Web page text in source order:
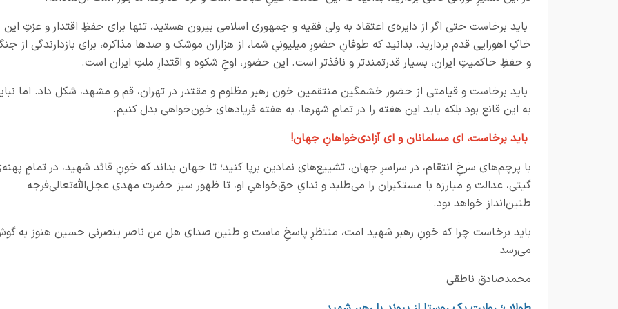
باید برخاست حتی اگر از دایره‌ی اعتقاد به ولی فقیه و جمهوری اسلامی بیرون هستید، تنها برای حفظِ اقتدار و عزتِ این
خاکِ اهورایی قدم بردارید. بدانید که طوفانِ حضورِ میلیونیِ شما، از هزاران موشک و صدها مذاکره، برای بازدارندگی از
و حفظِ حاکمیتِ ایران، بسیار قدرتمندتر و نافذتر است. این حضور، اوجِ شکوه و اقتدارِ ملتِ ایران است.
باید برخاست و قیامتی از حضور خشمگین منتقمین خون رهبر مظلوم و مقتدر در تهران، قم و مشهد، شکل داد. اما
به این قانع بود بلکه باید این هفته را در تمامِ شهرها، به هفته‌ فریادهای خون‌خواهی بدل کنیم.
باید برخاست، ای مسلمانان و ای آزادی‌خواهانِ جهان!
با پرچم‌های سرخِ انتقام، در سراسرِ جهان، تشییع‌های نمادین برپا کنید؛ تا جهان بداند که خونِ قائد شهید، در تمامِ
گیتی، عدالت و مبارزه با مستکبران را می‌طلبد و ندایِ حق‌خواهیِ او، تا ظهور سبز حضرت مهدی عجل‌الله‌تعالی‌فرجه
طنین‌انداز خواهد بود.
باید برخاست چرا که خونِ رهبر شهید امت، منتظرِ پاسخِ ماست و طنین صدای هل من ناصر ینصرنی حسین هنوز به
می‌رسد
محمدصادق ناطقی